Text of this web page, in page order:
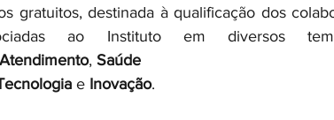
gratuitos, destinada à qualificação dos
ao Instituto em diversos
Atendimento, Saúde
e Inovação.